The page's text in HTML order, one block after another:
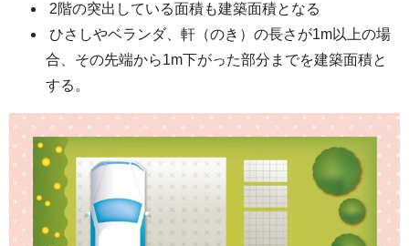
2階の突出している面積も建築面積となる
ひさしやベランダ、軒（のき）の長さが1m以上の場
合、その先端から1m下がった部分までを建築面積と
する。